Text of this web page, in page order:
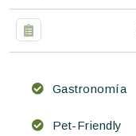
Gastronomía
Pet-Friendly